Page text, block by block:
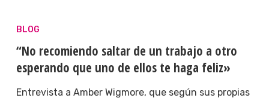
BLOG
“No recomiendo saltar de un trabajo a otro
esperando que uno de ellos te haga feliz»
Entrevista a Amber Wigmore, que según sus propias